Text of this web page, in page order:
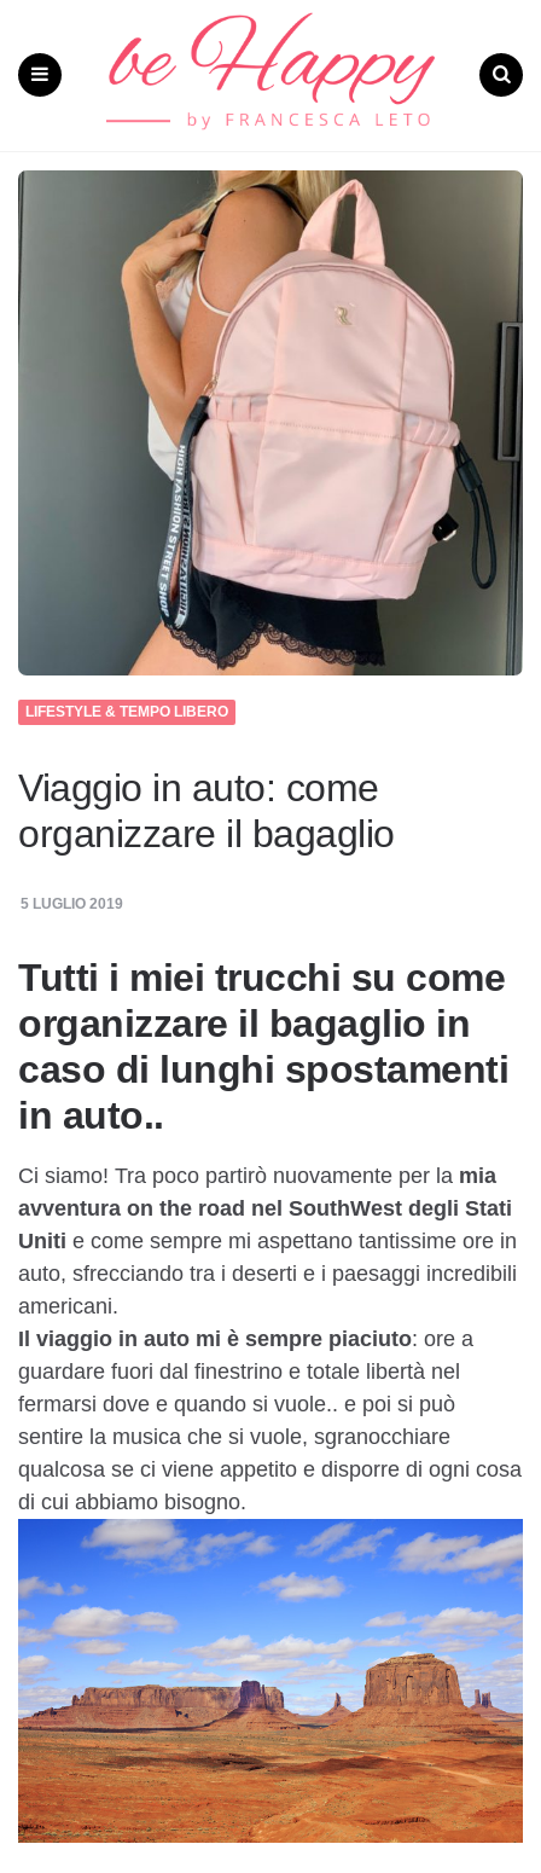
LIFESTYLE & TEMPO LIBERO
Viaggio in auto: come
organizzare il bagaglio
5 LUGLIO 2019
Tutti i miei trucchi su come
organizzare il bagaglio in
caso di lunghi spostamenti
in auto..
Ci siamo! Tra poco partirò nuovamente per la mia
avventura on the road nel SouthWest degli Stati
Uniti e come sempre mi aspettano tantissime ore in
auto, sfrecciando tra i deserti e i paesaggi incredibili
americani.
Il viaggio in auto mi è sempre piaciuto: ore a
guardare fuori dal finestrino e totale libertà nel
fermarsi dove e quando si vuole.. e poi si può
sentire la musica che si vuole, sgranocchiare
qualcosa se ci viene appetito e disporre di ogni cosa
di cui abbiamo bisogno.